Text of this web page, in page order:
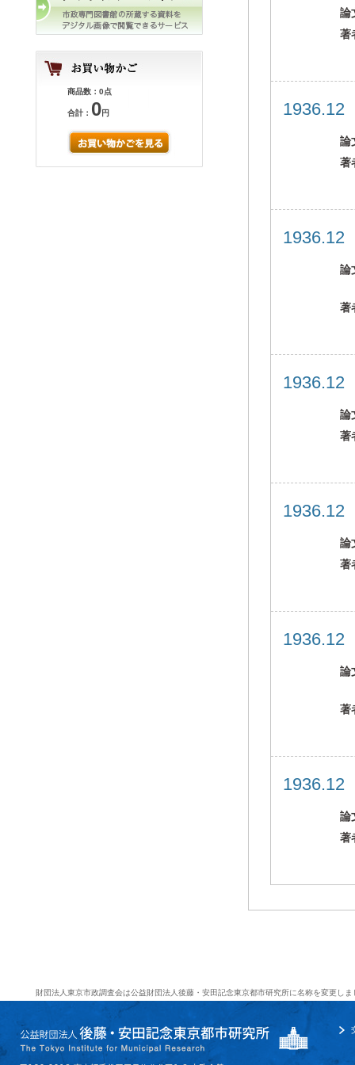
商品数：0点
合計： 0円
論
著
論
著
論
著
論
著
論
著
論
著
論
著
財団法人東京市政調査会は公益財団法人後藤・安田記念東京都市研究所に名称を変更しま